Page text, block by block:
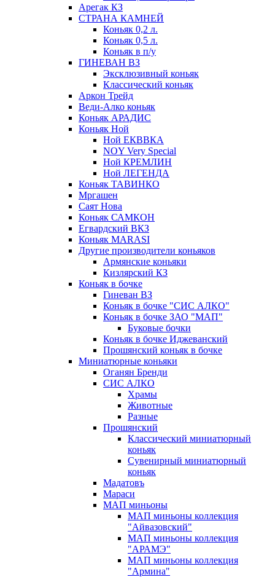
Арегак КЗ
СТРАНА КАМНЕЙ
Коньяк 0,2 л.
Коньяк 0,5 л.
Коньяк в п/у
ГИНЕВАН ВЗ
Эксклюзивный коньяк
Классический коньяк
Аркон Трейд
Веди-Алко коньяк
Коньяк АРАДИС
Коньяк Ной
Ной ЕКВВКА
NOY Very Special
Ной КРЕМЛИН
Ной ЛЕГЕНДА
Коньяк ТАВИНКО
Мргашен
Саят Нова
Коньяк САМКОН
Егвардский ВКЗ
Коньяк MARASI
Другие производители коньяков
Армянские коньяки
Кизлярский КЗ
Коньяк в бочке
Гиневан ВЗ
Коньяк в бочке "СИС АЛКО"
Коньяк в бочке ЗАО "МАП"
Буковые бочки
Коньяк в бочке Иджеванский
Прошянский коньяк в бочке
Миниатюрные коньяки
Оганян Бренди
СИС АЛКО
Храмы
Животные
Разные
Прошянский
Классический миниатюрный
коньяк
Сувенирный миниатюрный
коньяк
Мадатовъ
Мараси
МАП миньоны
МАП миньоны коллекция
"Айвазовский"
МАП миньоны коллекция
"АРАМЭ"
МАП миньоны коллекция
"Армина"